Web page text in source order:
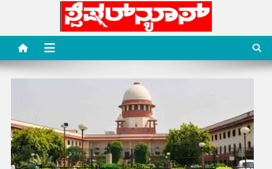
content
Special News Media
Special News Media